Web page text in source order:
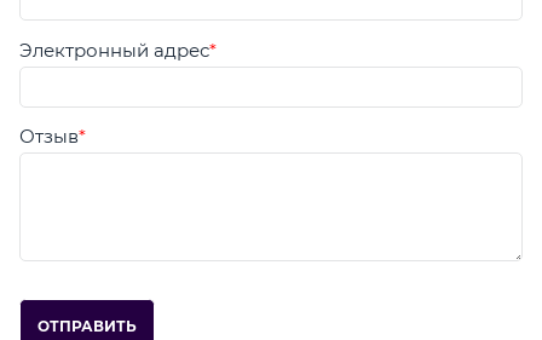
Электронный адрес
Отзыв